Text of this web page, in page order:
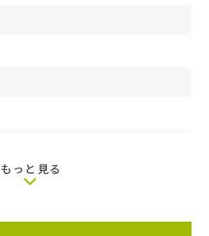
もっと見る